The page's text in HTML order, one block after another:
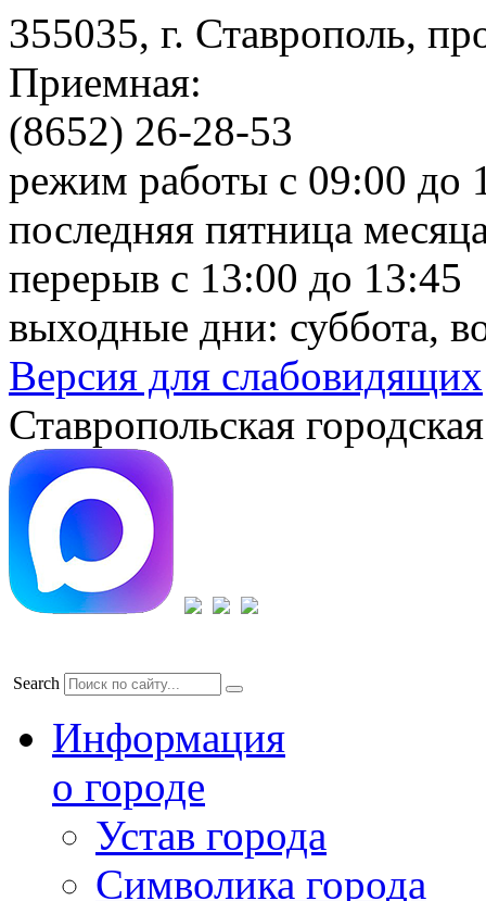
355035, г. Ставрополь,
Приемная:
(8652) 26-28-53
режим работы с 09:00 до
последняя пятница
перерыв с 13:00 до 13:45
выходные дни: суббота,
Версия для слабовидящих
Ставропольская
Search
Информация
о городе
Устав города
Символика города